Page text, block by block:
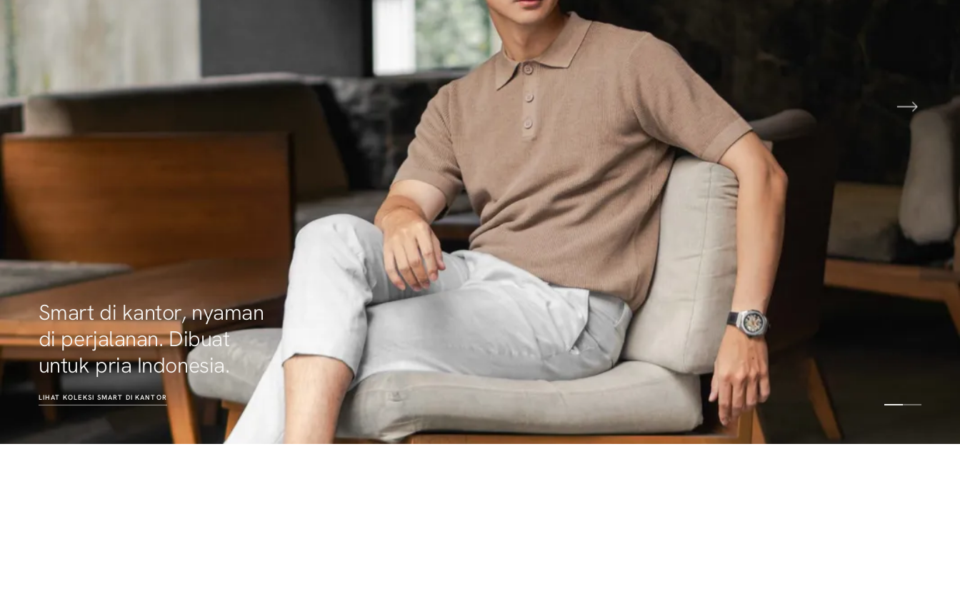
Dari kota ke akhir pekan.
Selalu siap, di mana pun
harimu berlanjut.
LIHAT KOLEKSI NYAMAN BEPERGIAN